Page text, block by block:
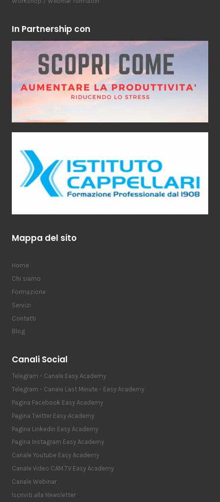
In Partnership con
Mappa del sito
Home
Chi siamo
Formazione
Servizi
Contatti
Blog
Canali Social
Telegram - Canale Easy Academy
Telegram - Canale Last Minute - Easy Academy
Pagina Facebook Easy Academy
Pagina Twitter Easy Academy
Pagina Linkedin Easy Academy
Pagina Instagram Easy Academy
Canale Youtube Easy Academy
Canale Video CAM.TV Easy Academy
Canale Webinar
Iscriviti alla Newsletter